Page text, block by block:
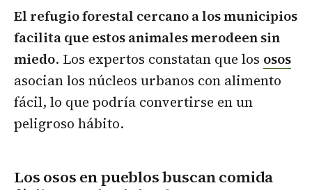
El refugio forestal cercano a los municipios
facilita que estos animales merodeen sin
miedo. Los expertos constatan que los osos
asocian los núcleos urbanos con alimento
fácil, lo que podría convertirse en un
peligroso hábito.
Los osos en pueblos buscan comida